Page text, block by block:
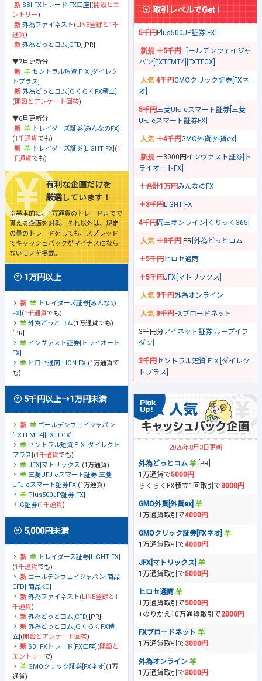
SBI FXトレード[FX口座] (開設とエ
ントリー)
外為ファイネスト(LINE登録と1千
通貨)
外為どっとコム[CFD] [PR]
▼7月更新分
セントラル短資ＦＸ[ダイレク
トプラス]
外為どっとコム[らくらくFX積立]
(開設とアンケート回答)
▼6月更新分
トレイダーズ証券[みんなのFX]
(1千通貨でも)
トレイダーズ証券[LIGHT FX] (1
千通貨でも)
有利な企画だけを
厳選しています！
※基本的に、1万通貨のトレードまでで
貰える企画を対象。それ以外は、規定
の量のトレードをしても、スプレッド
でキャッシュバックがマイナスになら
ないモノを掲載。
1万円以上
トレイダーズ証券[みんなの
FX] (1千通貨でも)
外為どっとコム(1万通貨でも)
[PR]
インヴァスト証券[トライオート
FX]
ヒロセ通商[LION FX] (1万通貨で
も)
5千円以上→1万円未満
ゴールデンウェイジャパン
[FXTFMT4][FXTFGX]
セントラル短資ＦＸ[ダイレクト
プラス] (1千通貨でも)
JFX[マトリックス] (1万通貨)
三菱UFJ eスマート証券[三菱
UFJ eスマート証券FX] (1万通貨)
Plus500JP証券[FX]
IG証券(1千通貨)
5,000円未満
トレイダーズ証券[LIGHT FX]
(1千通貨でも)
ゴールデンウェイジャパン[商品
CFD][商品KO]
外為ファイネスト(LINE登録と1
千通貨)
外為どっとコム[CFD] [PR]
外為どっとコム[らくらくFX積
立] (開設とアンケート回答)
SBI FXトレード[FX口座] (開設と
エントリーで)
GMOクリック証券[FXネオ] (1万
通貨)
取引レベルでGet！
5千円Plus500JP証券[FX]
＋5千円ゴールデンウェイジャ
パン[FXTFMT4][FXTFGX]
4千円GMOクリック証券[FXネ
オ]
5千円三菱UFJ eスマート証券[三菱
UFJ eスマート証券FX]
＋4千円GMO外貨[外貨ex]
＋3000円 インヴァスト証券[ト
ライオートFX]
＋合計1万円みんなのFX
＋3千円LIGHT FX
4千円岡三オンライン[くりっく365]
＋8千円 [PR] 外為どっとコム
＋5千円ヒロセ通商
＋5千円JFX[マトリックス]
3千円外為オンライン
3千円FXブロードネット
3千円分アイネット証券[ループイフ
ダン]
3千円セントラル短資ＦＸ[ダイレク
トプラス]
2026年8月3日更新
外為どっとコム
[PR]
1万通貨で5000円
らくらくFX積立1回取引で3000円
GMO外貨[外貨ex]
1万通貨取引で4000円
GMOクリック証券[FXネオ]
1万通貨取引で4000円
JFX[マトリックス]
1万通貨取引で5000円
ヒロセ通商
1万通貨取引で5000円
+のりかえ10万通貨取引で2000円
FXブロードネット
1万通貨取引で3000円
外為オンライン
1万通貨取引で3000円